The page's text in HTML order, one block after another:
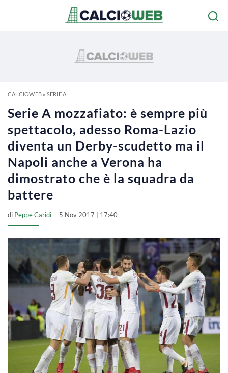
CALCIOWEB» SERIE A
Serie A mozzafiato: è sempre più
spettacolo, adesso Roma-Lazio
diventa un Derby-scudetto ma il
Napoli anche a Verona ha
dimostrato che è la squadra da
battere
di Peppe Caridi 5 Nov 2017 | 17:40